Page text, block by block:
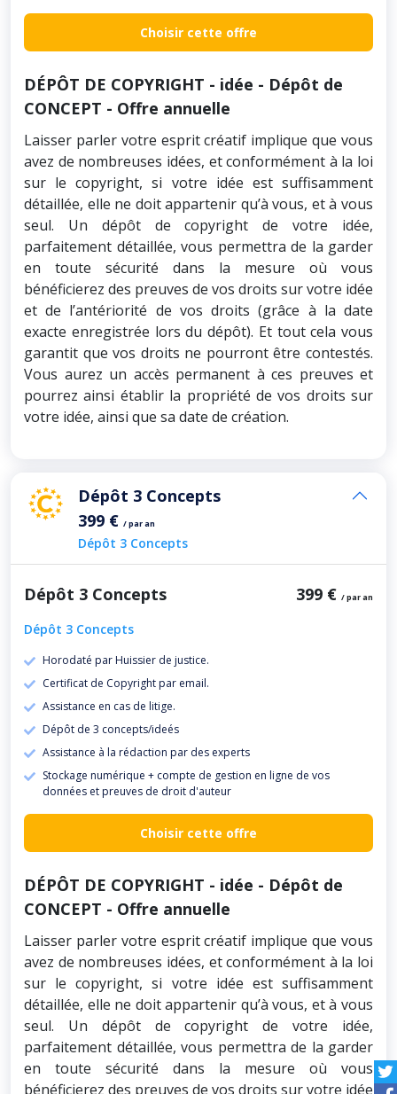
Choisir cette offre
DÉPÔT DE COPYRIGHT - idée - Dépôt de
CONCEPT - Offre annuelle
Laisser parler votre esprit créatif implique que vous
avez de nombreuses idées, et conformément à la loi
sur le copyright, si votre idée est suffisamment
détaillée, elle ne doit appartenir qu’à vous, et à vous
seul. Un dépôt de copyright de votre idée,
parfaitement détaillée, vous permettra de la garder
en toute sécurité dans la mesure où vous
bénéficierez des preuves de vos droits sur votre idée
et de l’antériorité de vos droits (grâce à la date
exacte enregistrée lors du dépôt). Et tout cela vous
garantit que vos droits ne pourront être contestés.
Vous aurez un accès permanent à ces preuves et
pourrez ainsi établir la propriété de vos droits sur
votre idée, ainsi que sa date de création.
Dépôt 3 Concepts
399 € / par an
Dépôt 3 Concepts
Dépôt 3 Concepts 399 € / par an
Dépôt 3 Concepts
Horodaté par Huissier de justice.
Certificat de Copyright par email.
Assistance en cas de litige.
Dépôt de 3 concepts/ideés
Assistance à la rédaction par des experts
Stockage numérique + compte de gestion en ligne de vos
données et preuves de droit d'auteur
Choisir cette offre
DÉPÔT DE COPYRIGHT - idée - Dépôt de
CONCEPT - Offre annuelle
Laisser parler votre esprit créatif implique que vous
avez de nombreuses idées, et conformément à la loi
sur le copyright, si votre idée est suffisamment
détaillée, elle ne doit appartenir qu’à vous, et à vous
seul. Un dépôt de copyright de votre idée,
parfaitement détaillée, vous permettra de la garder
en toute sécurité dans la mesure où vous
bénéficierez des preuves de vos droits sur votre idée